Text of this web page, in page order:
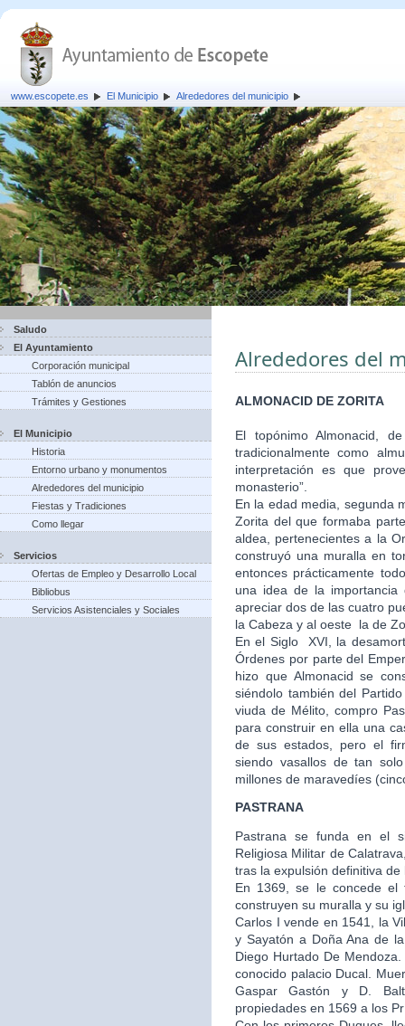
www.escopete.es El Municipio Alrededores del municipio
Saludo
El Ayuntamiento
Corporación municipal
Tablón de anuncios
Trámites y Gestiones
El Municipio
Historia
Entorno urbano y monumentos
Alrededores del municipio
Fiestas y Tradiciones
Como llegar
Servicios
Ofertas de Empleo y Desarrollo Local
Bibliobus
Servicios Asistenciales y Sociales
Alrededores del
ALMONACID DE ZORITA
El topónimo Almonacid,
tradicionalmente como
interpretación es que
monasterio”.
En la edad media, segunda
Zorita del que formaba
aldea, pertenecientes a la
construyó una muralla en
entonces prácticamente
una idea de la
apreciar dos de las cuatro
la Cabeza y al oeste la de
En el Siglo XVI, la
Órdenes por parte del
hizo que Almonacid se
siéndolo también del
viuda de Mélito, compro
para construir en ella una
de sus estados, pero el
siendo vasallos de tan
millones de maravedíes
PASTRANA
Pastrana se funda en el
Religiosa Militar de
tras la expulsión definitiva de
En 1369, se le concede el
construyen su muralla y su
Carlos I vende en 1541, la
y Sayatón a Doña Ana de
Diego Hurtado De
conocido palacio Ducal.
Gaspar Gastón y D.
propiedades en 1569 a los